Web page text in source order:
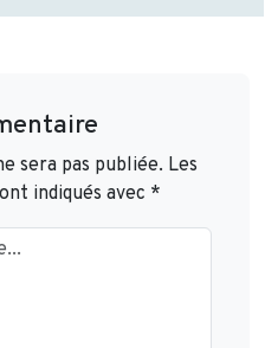
sera pas publiée. Les
indiqués avec *